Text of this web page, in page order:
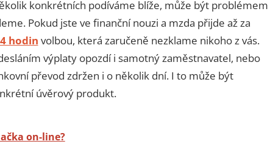
konkrétních podíváme blíže, může být problémem
Pokud jste ve finanční nouzi a mzda přijde až za
hodin volbou, která zaručeně nezklame nikoho z vás.
výplaty opozdí i samotný zaměstnavatel, nebo
převod zdržen i o několik dní. I to může být
úvěrový produkt.
on-line?